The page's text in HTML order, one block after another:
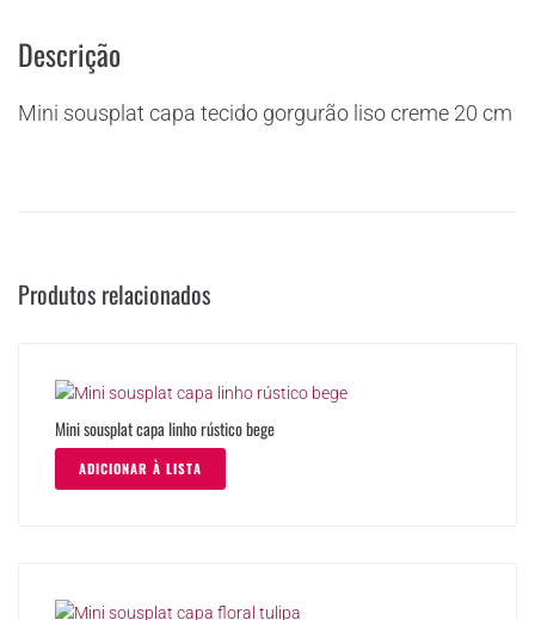
Descrição
Mini sousplat capa tecido gorgurão liso creme 20 cm
Produtos relacionados
Mini sousplat capa linho rústico bege
ADICIONAR À LISTA